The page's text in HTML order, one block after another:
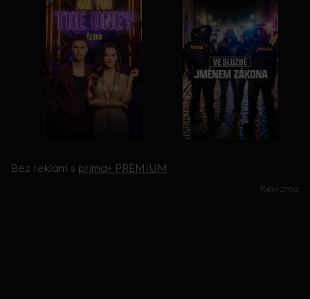
Bez reklam s prima+ PREMIUM
Reklama